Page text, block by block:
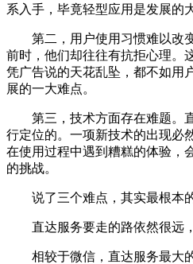
系入手，毕竟轻型应用是发展的
第二，用户使用习惯难以改变
前时，他们却往往有抗拒心理。
凭广告说的天花乱坠，都不如用
展的一大难点。
第三，技术方面存在难题。直
行定位的。一项新技术的出现必
在使用过程中遇到糟糕的体验，
的挑战。
说了三个难点，其实最根本的
直达服务要走的路依然很远
相较于微信，直达服务最大的